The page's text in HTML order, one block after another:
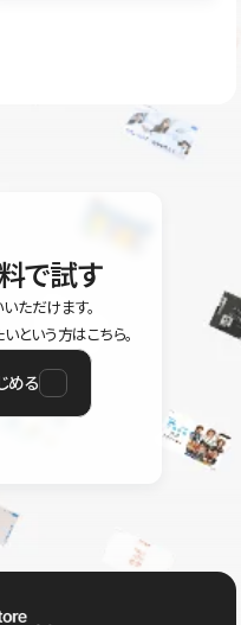
ニティもご利用ください。
で試す
ただけます。
という方はこちら。
める